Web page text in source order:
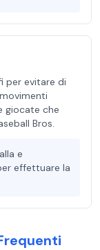
per evitare di
giocate che
Bros.
e
effettuare la